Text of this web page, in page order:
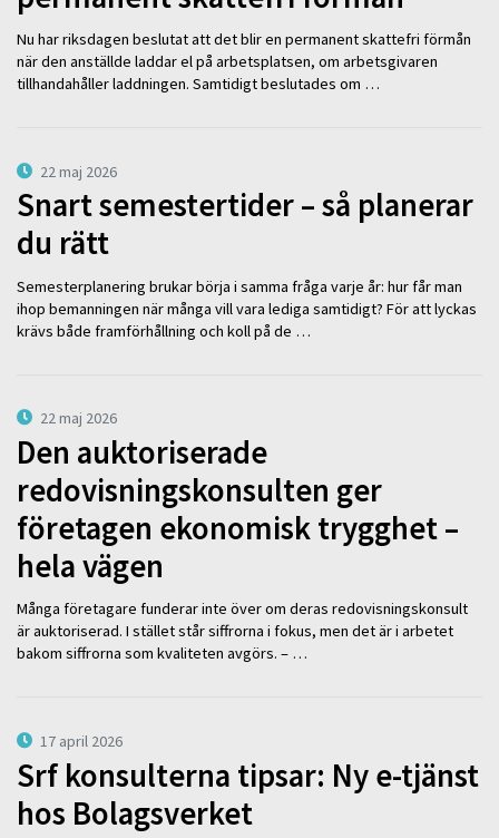
Nu har riksdagen beslutat att det blir en permanent skattefri förmån
när den anställde laddar el på arbetsplatsen, om arbetsgivaren
tillhandahåller laddningen. Samtidigt beslutades om …
22 maj 2026
Snart semestertider – så planerar
du rätt
Semesterplanering brukar börja i samma fråga varje år: hur får man
ihop bemanningen när många vill vara lediga samtidigt? För att lyckas
krävs både framförhållning och koll på de …
22 maj 2026
Den auktoriserade
redovisningskonsulten ger
företagen ekonomisk trygghet –
hela vägen
Många företagare funderar inte över om deras redovisningskonsult
är auktoriserad. I stället står siffrorna i fokus, men det är i arbetet
bakom siffrorna som kvaliteten avgörs. – …
17 april 2026
Srf konsulterna tipsar: Ny e-tjänst
hos Bolagsverket